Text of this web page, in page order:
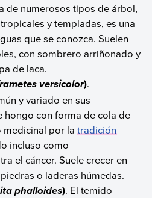
de numerosos tipos de árbol,
y templadas, es una
que se conozca. Suelen
con sombrero arriñonado y
de laca.
versicolor).
y variado en sus
hongo con forma de cola de
medicinal por latradición
incluso como
el cáncer. Suele crecer en
o laderas húmedas.
phalloides). El temido